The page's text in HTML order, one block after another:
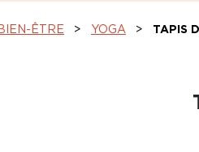
BIEN-ÊTRE YOGA TAPIS